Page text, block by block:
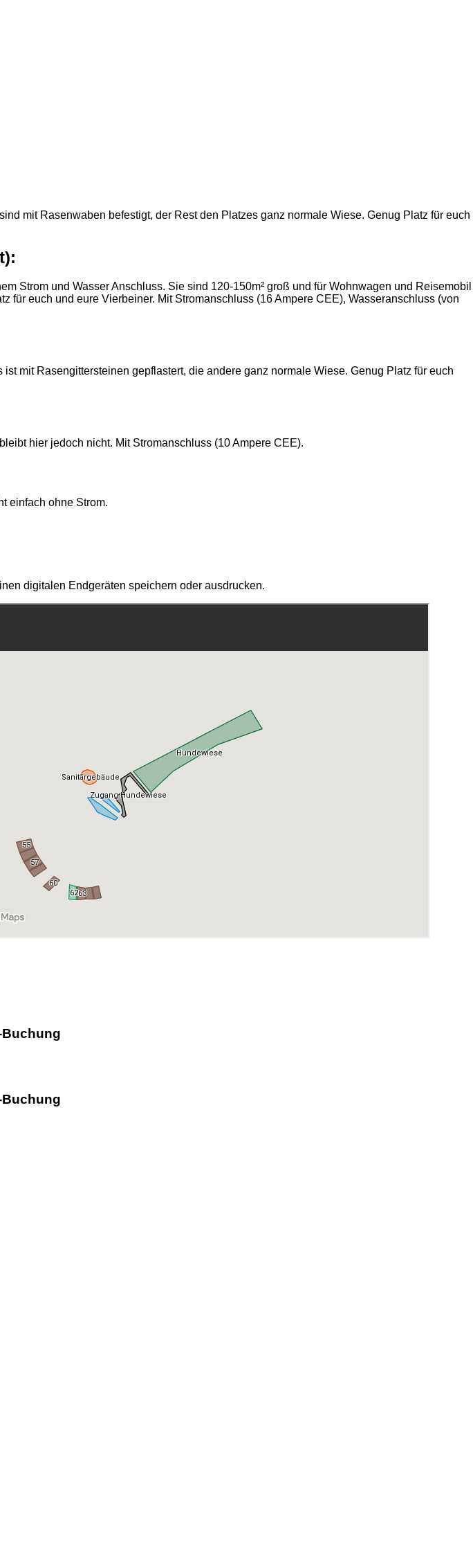
mit Rasenwaben befestigt, der Rest den Platzes ganz normale Wiese. Genug Platz für euch
Strom und Wasser Anschluss. Sie sind 120-150m² groß und für Wohnwagen und Reisemobil
euch und eure Vierbeiner. Mit Stromanschluss (16 Ampere CEE), Wasseranschluss (von
mit Rasengittersteinen gepflastert, die andere ganz normale Wiese. Genug Platz für euch
hier jedoch nicht. Mit Stromanschluss (10 Ampere CEE).
einfach ohne Strom.
digitalen Endgeräten speichern oder ausdrucken.